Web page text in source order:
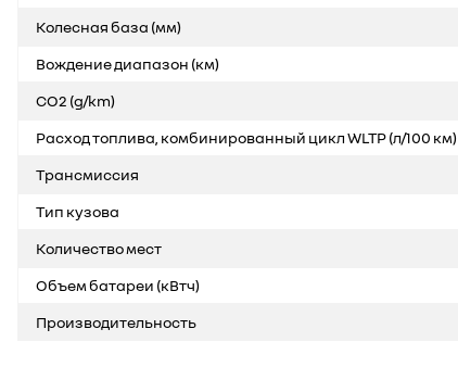
Колесная база (мм)
Bождение диапазон (км)
CO2 (g/km)
Расход топлива, комбинированный цикл WLTP (л/100 км)
Трансмиссия
Тип кузова
Количество мест
Объем батареи (кВтч)
Производительность